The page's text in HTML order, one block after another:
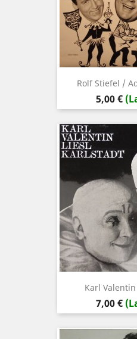
Rolf Stiefel /
Preis
5,00 €
Karl
Preis
7,00 €